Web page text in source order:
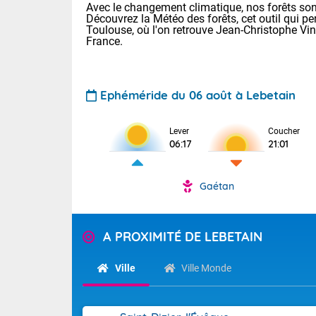
Pour la
Tendance
Avec le changement climatique, nos forêts
Découvrez la Météo des forêts, cet outil qui
Toulouse, où l'on retrouve Jean-Christophe
France.
Ephéméride du 06 août à Lebetain
Lever
06:17
Coucher
21:01
Gaétan
A PROXIMITÉ DE LEBETAIN
Ville Ville Monde
Voici les
28 Lyon :
: 27 Nancy :
31 Lille : 26
Demain :
Calme,
alors que la